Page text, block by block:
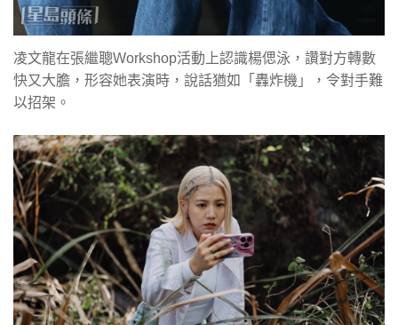
凌文龍在張繼聰Workshop活動上認識楊偲泳，讚對方轉數
快又大膽，形容她表演時，說話猶如「轟炸機」，令對手難
以招架。